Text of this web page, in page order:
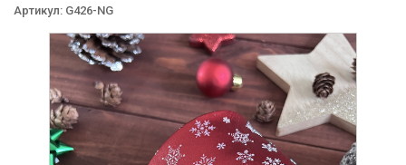
Артикул: G426-NG